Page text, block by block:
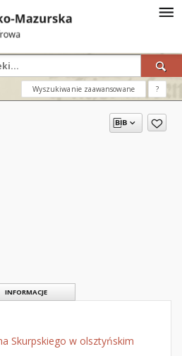
Wyszukiwanie zaawansowane ?
INFORMACJE
Skurpskiego w olsztyńskim